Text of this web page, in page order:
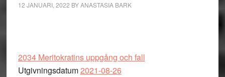
12 JANUARI, 2022 BYANASTASIA BARK
2034 Meritokratins uppgång och fall
Utgivningsdatum2021-08-26